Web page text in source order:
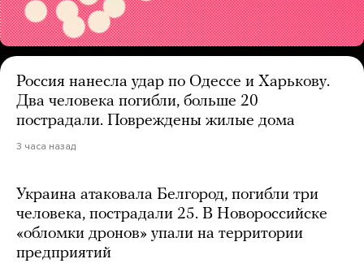
Россия нанесла удар по Одессе и Харькову.
Два человека погибли, больше 20
пострадали. Повреждены жилые дома
3 часа назад
Украина атаковала Белгород, погибли три
человека, пострадали 25. В Новороссийске
«обломки дронов» упали на территории
предприятий